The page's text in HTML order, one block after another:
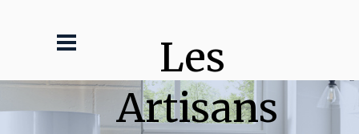
Les
Artisans